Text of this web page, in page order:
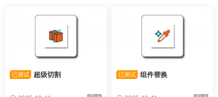
已测试 超级切割 已测试 组件替换